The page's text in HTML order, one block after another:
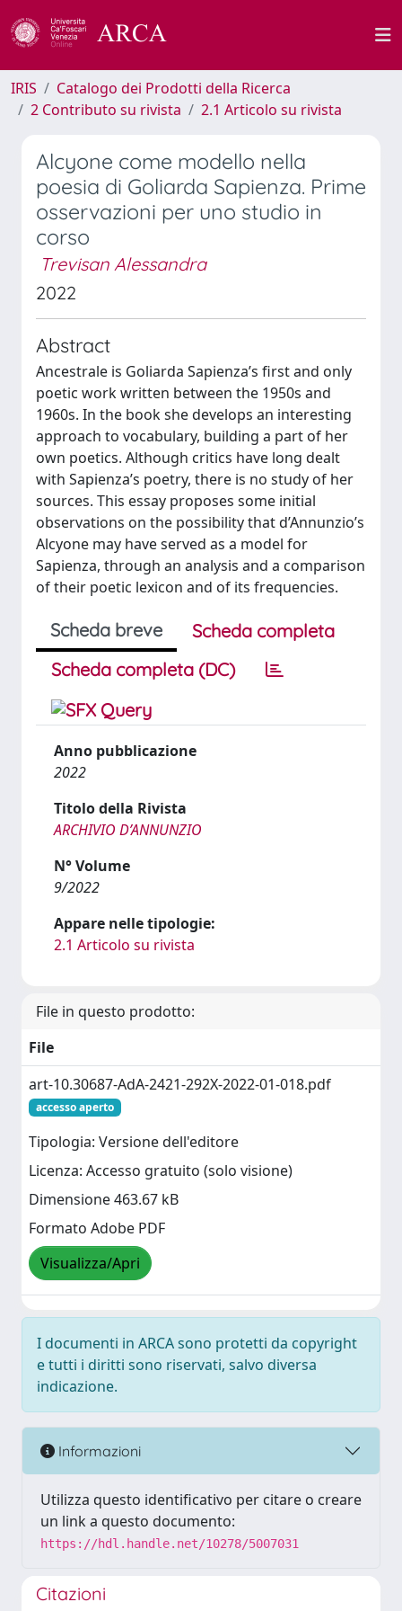
IRIS
Catalogo dei Prodotti della Ricerca
2 Contributo su rivista
2.1 Articolo su rivista
Alcyone come modello nella
poesia di Goliarda Sapienza. Prime
osservazioni per uno studio in
corso
Trevisan Alessandra
2022
Abstract
Ancestrale is Goliarda Sapienza’s first and only
poetic work written between the 1950s and
1960s. In the book she develops an interesting
approach to vocabulary, building a part of her
own poetics. Although critics have long dealt
with Sapienza’s poetry, there is no study of her
sources. This essay proposes some initial
observations on the possibility that d’Annunzio’s
Alcyone may have served as a model for
Sapienza, through an analysis and a comparison
of their poetic lexicon and of its frequencies.
Scheda breve
Scheda completa
Scheda completa (DC)
Anno pubblicazione
2022
Titolo della Rivista
ARCHIVIO D’ANNUNZIO
N° Volume
9/2022
Appare nelle tipologie:
2.1 Articolo su rivista
File in questo prodotto:
File
art-10.30687-AdA-2421-292X-2022-01-018.pdf
accesso aperto
Tipologia: Versione dell'editore
Licenza: Accesso gratuito (solo visione)
Dimensione 463.67 kB
Formato Adobe PDF
Visualizza/Apri
I documenti in ARCA sono protetti da copyright
e tutti i diritti sono riservati, salvo diversa
indicazione.
Informazioni
Utilizza questo identificativo per citare o creare
un link a questo documento:
https://hdl.handle.net/10278/5007031
Citazioni